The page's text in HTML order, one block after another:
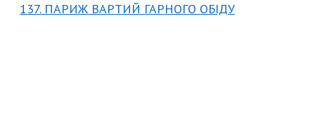
137. ПАРИЖ ВАРТИЙ ГАРНОГО ОБІДУ